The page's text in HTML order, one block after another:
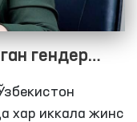
гендер
мезони
хар иккала жинс